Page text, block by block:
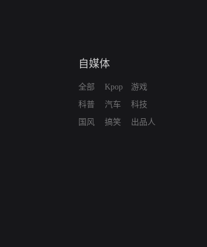
自媒体
全部
科普
国风
Kpop
汽车
搞笑
游戏
科技
出品人